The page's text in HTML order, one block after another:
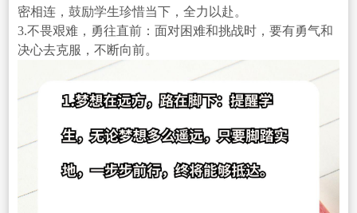
密相连，鼓励学生珍惜当下，全力以赴。
3.不畏艰难，勇往直前：面对困难和挑战时，要有勇气和
决心去克服，不断向前。